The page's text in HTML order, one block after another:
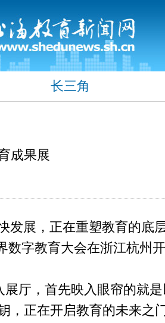
长三角
成果展
发展，正在重塑教育的底
字教育大会在浙江杭州
厅，首先映入眼帘的就
正在开启教育的未来之门